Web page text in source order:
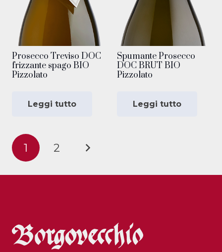
Prosecco Treviso DOC
frizzante spago BIO
Pizzolato
Leggi tutto
Spumante Prosecco
DOC BRUT BIO
Pizzolato
Leggi tutto
Paginazione
degli
articoli
1 2